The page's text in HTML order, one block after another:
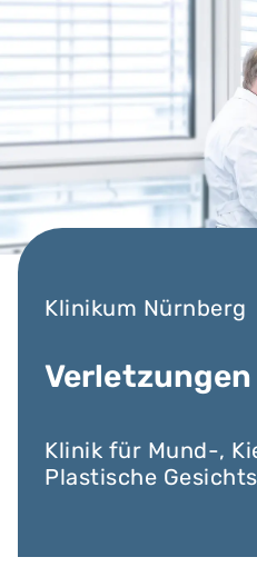
Klinikum Nürnberg
Verletzungen
Klinik für Mund-,
Plastische